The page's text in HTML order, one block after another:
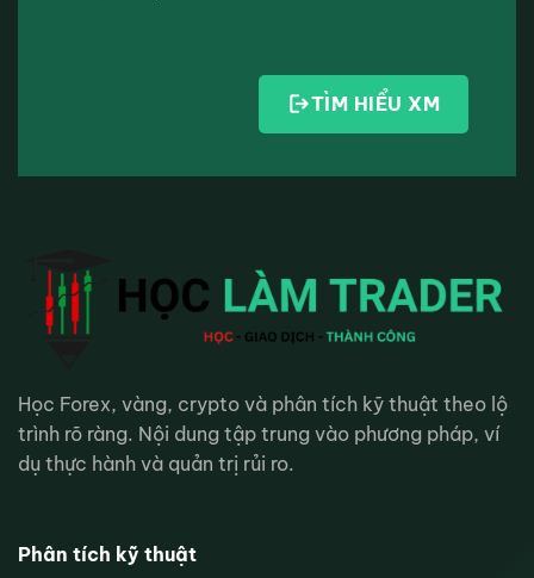
TÌM HIỂU XM
Học Forex, vàng, crypto và phân tích kỹ thuật theo lộ
trình rõ ràng. Nội dung tập trung vào phương pháp, ví
dụ thực hành và quản trị rủi ro.
Phân tích kỹ thuật